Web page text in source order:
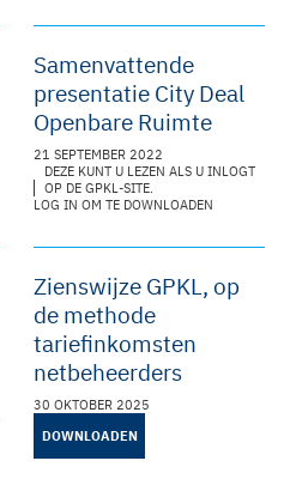
Samenvattende
presentatie City Deal
Openbare Ruimte
21 SEPTEMBER 2022
DEZE KUNT U LEZEN ALS U INLOGT
OP DE GPKL-SITE.
LOG IN OM TE DOWNLOADEN
Zienswijze GPKL, op
de methode
tariefinkomsten
netbeheerders
30 OKTOBER 2025
DOWNLOADEN